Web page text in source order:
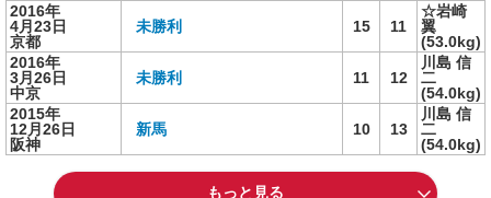
2016年
4月23日
京都
未勝利 15 11
☆岩崎
翼
(53.0kg)
2016年
3月26日
中京
未勝利 11 12
川島 信
二
(54.0kg)
2015年
12月26日
阪神
新馬 10 13
川島 信
二
(54.0kg)
もっと見る